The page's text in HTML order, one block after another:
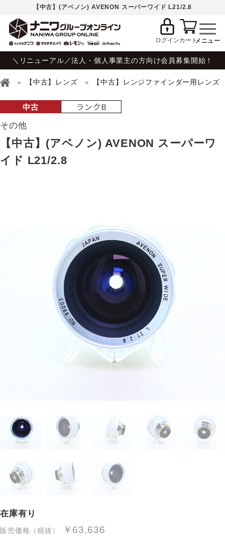
【中古】(アベノン) AVENON スーパーワイド L21/2.8
ログインカート
＼リニューアル／法人・個人事業主の方向け会員募集開始！
【中古】レンズ 【中古】レンジファインダー用レンズ
その他
【中古】(アベノン) AVENON スーパーワ
イド L21/2.8
在庫有り
販売価格（税抜） ￥63,636